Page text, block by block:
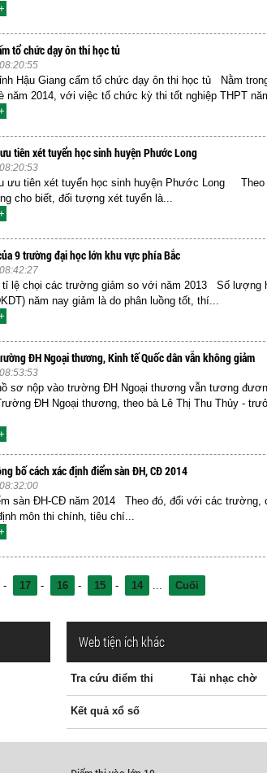
tổ chức dạy ôn thi học tủ
Hậu Giang cấm tổ chức dạy ôn thi học tủ Nằm
năm 2014, với việc tổ chức kỳ thi tốt nghiệp THPT
tiên xét tuyển học sinh huyện Phước Long
ưu tiên xét tuyển học sinh huyện Phước Long Theo
cho biết, đối tượng xét tuyển là...
9 trường đại học lớn khu vực phía Bắc
tỉ lệ chọi các trường giảm so với năm 2013 Số lượng
năm nay giảm là do phân luồng tốt, thí...
ĐH Ngoại thương, Kinh tế Quốc dân vẫn không giảm
sơ nộp vào trường ĐH Ngoại thương vẫn tương
ĐH Ngoại thương, theo bà Lê Thị Thu Thủy -
bố cách xác định điểm sàn ĐH, CĐ 2014
sàn ĐH-CĐ năm 2014 Theo đó, đối với các trường,
môn thi chính, tiêu chí...
- 17 - 16 - 15 - 14 ... Cuối
Web tiện ích khác
Tra cứu điểm thi Tải nhạc chờ
Kết quả xổ số